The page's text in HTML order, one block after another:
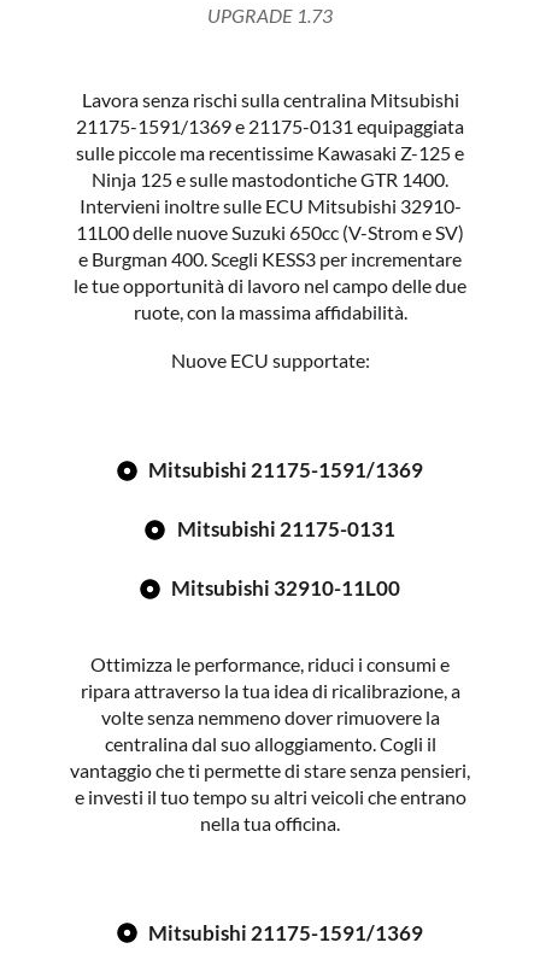
UPGRADE 1.73
Lavora senza rischi sulla centralina Mitsubishi
21175-1591/1369 e 21175-0131 equipaggiata
sulle piccole ma recentissime Kawasaki Z-125 e
Ninja 125 e sulle mastodontiche GTR 1400.
Intervieni inoltre sulle ECU Mitsubishi 32910-
11L00 delle nuove Suzuki 650cc (V-Strom e SV)
e Burgman 400. Scegli KESS3 per incrementare
le tue opportunità di lavoro nel campo delle due
ruote, con la massima affidabilità.
Nuove ECU supportate:
Mitsubishi 21175-1591/1369
Mitsubishi 21175-0131
Mitsubishi 32910-11L00
Ottimizza le performance, riduci i consumi e
ripara attraverso la tua idea di ricalibrazione, a
volte senza nemmeno dover rimuovere la
centralina dal suo alloggiamento. Cogli il
vantaggio che ti permette di stare senza pensieri,
e investi il tuo tempo su altri veicoli che entrano
nella tua officina.
Mitsubishi 21175-1591/1369